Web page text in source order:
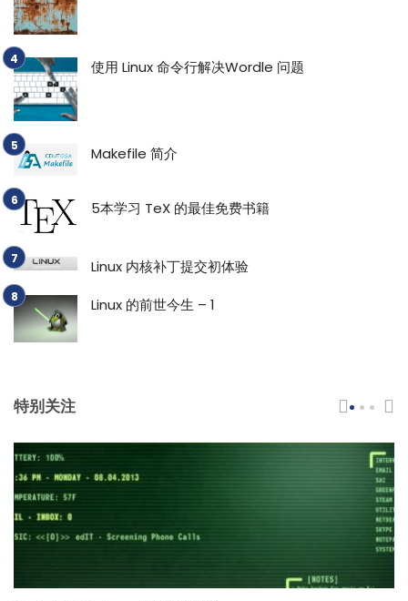
使用 Linux 命令行解决Wordle 问题
Makefile 简介
5本学习 TeX 的最佳免费书籍
Linux 内核补丁提交初体验
Linux 的前世今生 – 1
特别关注